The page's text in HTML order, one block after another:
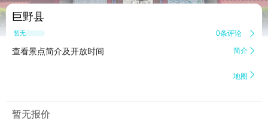
巨野县
暂无点评 0条评论 
查看景点简介及开放时间 简介 
地图 
暂无报价